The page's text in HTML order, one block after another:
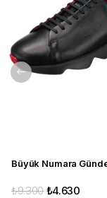
₺4.630
₺9.300